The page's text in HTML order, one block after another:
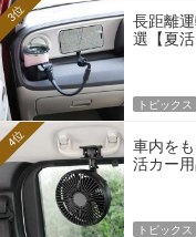
長距離
選【夏
3位
トピックス
車内を
活カー用
4位
トピックス